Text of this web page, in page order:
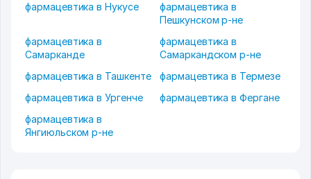
фармацевтика в Нукусе
фармацевтика в
Пешкунском р-не
фармацевтика в
Самарканде
фармацевтика в
Самаркандском р-не
фармацевтика в Ташкенте
фармацевтика в Термезе
фармацевтика в Ургенче
фармацевтика в Фергане
фармацевтика в
Янгиюльском р-не